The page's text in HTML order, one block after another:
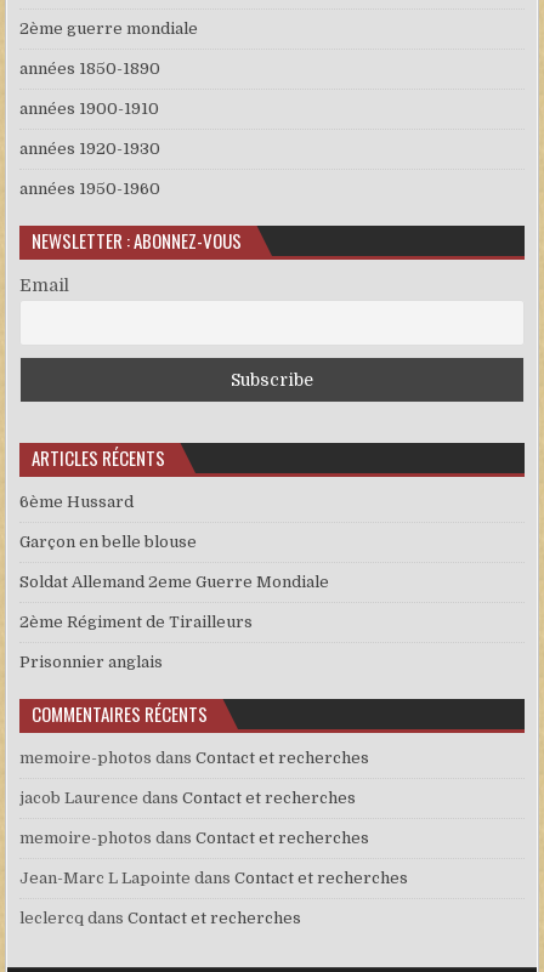
2ème guerre mondiale
années 1850-1890
années 1900-1910
années 1920-1930
années 1950-1960
NEWSLETTER : ABONNEZ-VOUS
Email
ARTICLES RÉCENTS
6ème Hussard
Garçon en belle blouse
Soldat Allemand 2eme Guerre Mondiale
2ème Régiment de Tirailleurs
Prisonnier anglais
COMMENTAIRES RÉCENTS
memoire-photos dansContact et recherches
jacob Laurence dansContact et recherches
memoire-photos dansContact et recherches
Jean-Marc L Lapointe dansContact et recherches
leclercq dansContact et recherches